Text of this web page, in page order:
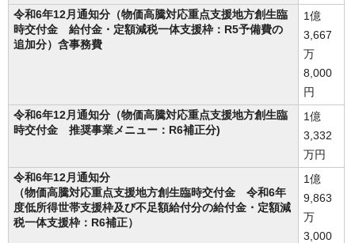
令和6年12月通知分（物価高騰対応重点支援地方創生臨
時交付金 給付金・定額減税一体支援枠：R5予備費の
追加分）含事務費
1億
3,667
万
8,000
円
令和6年12月通知分（物価高騰対応重点支援地方創生臨
時交付金 推奨事業メニュー：R6補正分)
1億
3,332
万円
令和6年12月通知分
（物価高騰対応重点支援地方創生臨時交付金 令和6年
度低所得世帯支援枠及び不足額給付分の給付金・定額減
税一体支援枠：R6補正）
1億
9,863
万
3,000